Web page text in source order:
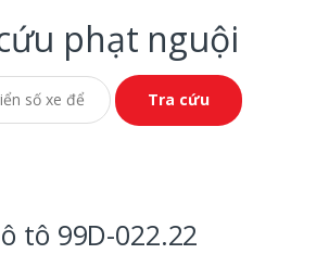
phạt nguội
nguội
tô 99D-022.22